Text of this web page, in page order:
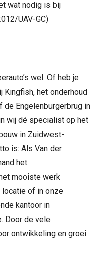
wat nodig is bij
UAV-GC)
wel. Of heb je
het onderhoud
de Engelenburgerbrug in
wij dé specialist op het
in Zuidwest-
is: Als Van der
het.
mooiste werk
locatie of in onze
kantoor in
Door de vele
ontwikkeling en groei